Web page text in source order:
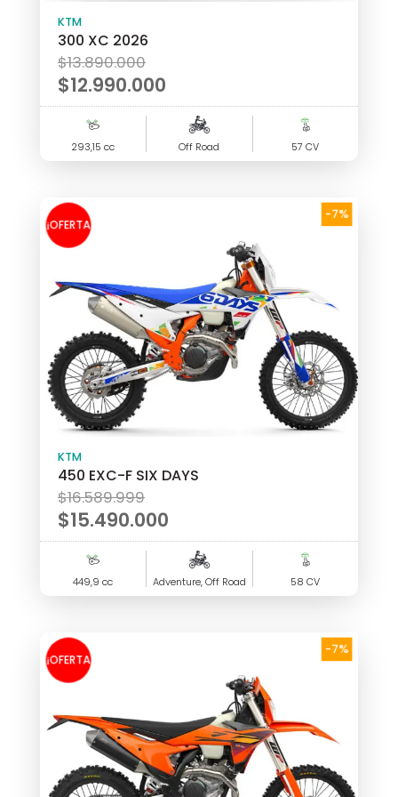
KTM
300 XC 2026
$13.890.000El
precio
original
$13.890.000.
$12.990.000
El
precio
actual
$12.990.000.
293,15 cc Off Road 57 CV
-7%
¡OFERTA
KTM
450 EXC-F SIX DAYS
$16.589.999El
precio
original
$16.589.999.
$15.490.000
El
precio
actual
$15.490.000.
449,9 cc Adventure, Off Road 58 CV
-7%
¡OFERTA